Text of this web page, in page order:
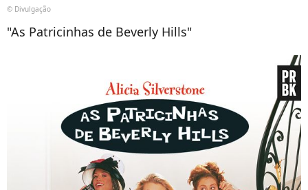
© Divulgação
"As Patricinhas de Beverly Hills"